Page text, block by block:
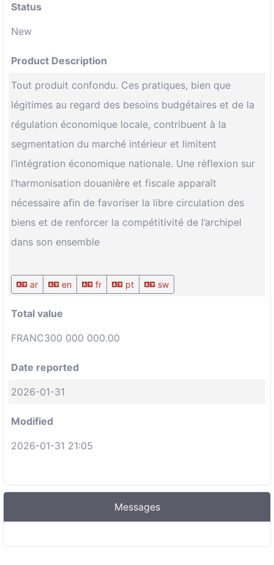
Status
New
Product Description
Tout produit confondu. Ces pratiques, bien que
légitimes au regard des besoins budgétaires et de la
régulation économique locale, contribuent à la
segmentation du marché intérieur et limitent
l’intégration économique nationale. Une réflexion sur
l’harmonisation douanière et fiscale apparaît
nécessaire afin de favoriser la libre circulation des
biens et de renforcer la compétitivité de l’archipel
dans son ensemble
ar en fr pt sw
Total value
FRANC300 000 000.00
Date reported
2026-01-31
Modified
2026-01-31 21:05
Messages